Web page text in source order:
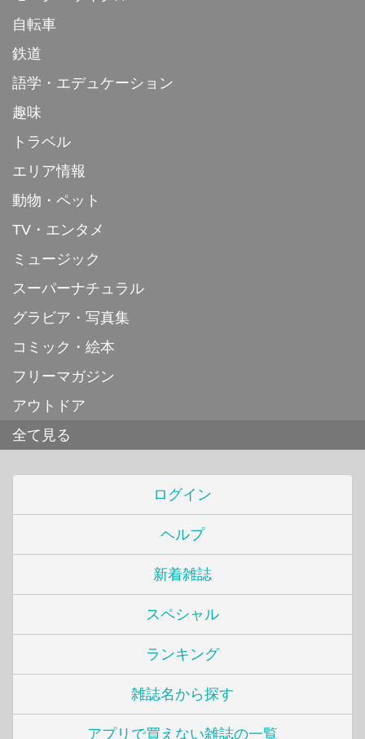
自転車
鉄道
語学・エデュケーション
趣味
トラベル
エリア情報
動物・ペット
TV・エンタメ
ミュージック
スーパーナチュラル
グラビア・写真集
コミック・絵本
フリーマガジン
アウトドア
全て見る
ログイン
ヘルプ
新着雑誌
スペシャル
ランキング
雑誌名から探す
アプリで買えない雑誌の一覧